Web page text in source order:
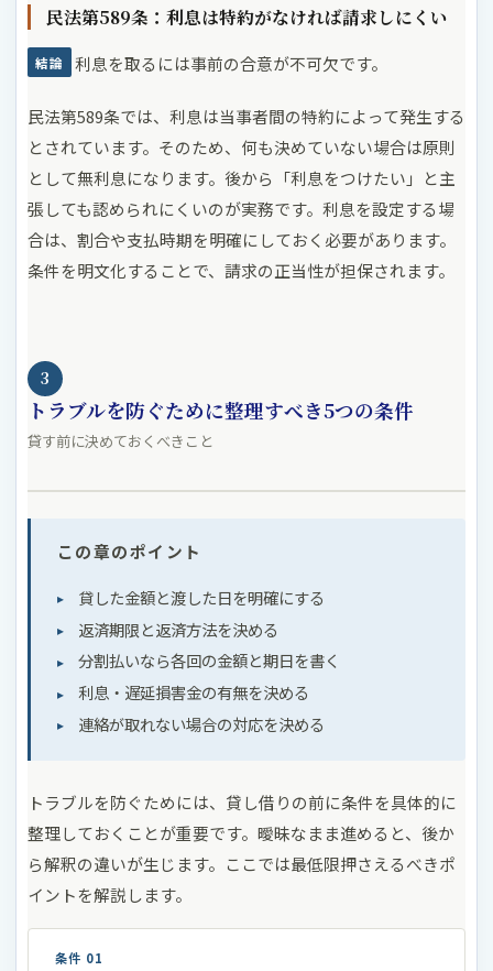
民法第589条：利息は特約がなければ請求しにくい
結論 利息を取るには事前の合意が不可欠です。
民法第589条では、利息は当事者間の特約によって発生する
とされています。そのため、何も決めていない場合は原則
として無利息になります。後から「利息をつけたい」と主
張しても認められにくいのが実務です。利息を設定する場
合は、割合や支払時期を明確にしておく必要があります。
条件を明文化することで、請求の正当性が担保されます。
3
トラブルを防ぐために整理すべき5つの条件
貸す前に決めておくべきこと
この章のポイント
貸した金額と渡した日を明確にする
返済期限と返済方法を決める
分割払いなら各回の金額と期日を書く
利息・遅延損害金の有無を決める
連絡が取れない場合の対応を決める
トラブルを防ぐためには、貸し借りの前に条件を具体的に
整理しておくことが重要です。曖昧なまま進めると、後か
ら解釈の違いが生じます。ここでは最低限押さえるべきポ
イントを解説します。
条件 01